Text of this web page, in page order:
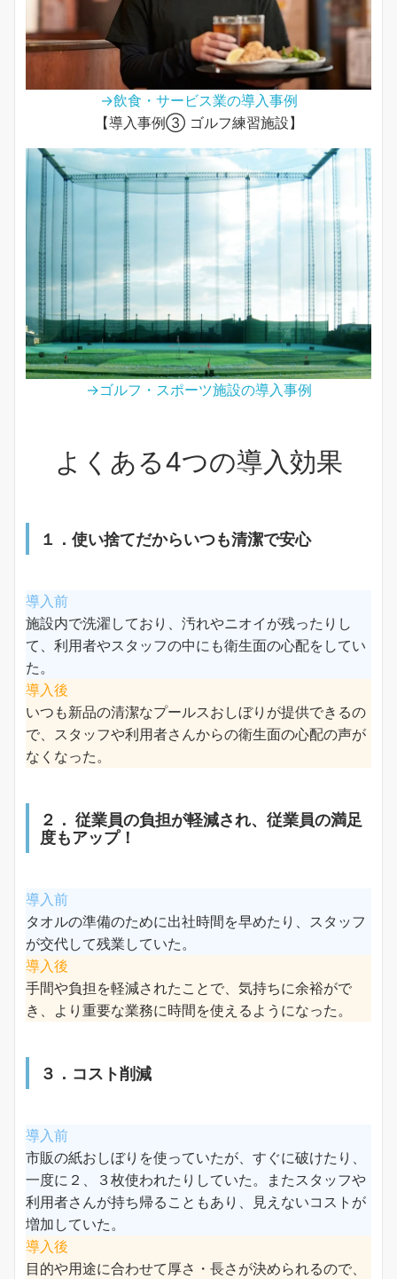
→飲食・サービス業の導入事例
【導入事例③ ゴルフ練習施設】
→ゴルフ・スポーツ施設の導入事例
よくある4つの導入効果
１．使い捨てだからいつも清潔で安心
導入前
施設内で洗濯しており、汚れやニオイが残ったりし
て、利用者やスタッフの中にも衛生面の心配をしてい
た。
導入後
いつも新品の清潔なプールスおしぼりが提供できるの
で、スタッフや利用者さんからの衛生面の心配の声が
なくなった。
２． 従業員の負担が軽減され、従業員の満足
度もアップ！
導入前
タオルの準備のために出社時間を早めたり、スタッフ
が交代して残業していた。
導入後
手間や負担を軽減されたことで、気持ちに余裕がで
き、より重要な業務に時間を使えるようになった。
３．コスト削減
導入前
市販の紙おしぼりを使っていたが、すぐに破けたり、
一度に２、３枚使われたりしていた。またスタッフや
利用者さんが持ち帰ることもあり、見えないコストが
増加していた。
導入後
目的や用途に合わせて厚さ・長さが決められるので、